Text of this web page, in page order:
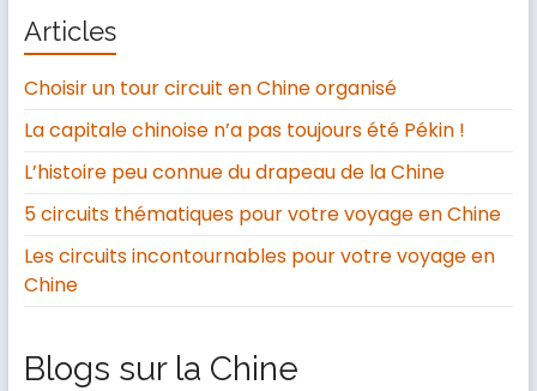
Articles
Choisir un tour circuit en Chine organisé
La capitale chinoise n’a pas toujours été Pékin !
L’histoire peu connue du drapeau de la Chine
5 circuits thématiques pour votre voyage en Chine
Les circuits incontournables pour votre voyage en
Chine
Blogs sur la Chine